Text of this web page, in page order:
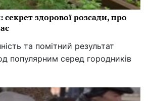
секрет здорової розсади, про
та помітний результат
популярним серед городників